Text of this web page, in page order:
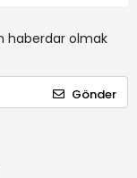
haberdar olmak
Gönder